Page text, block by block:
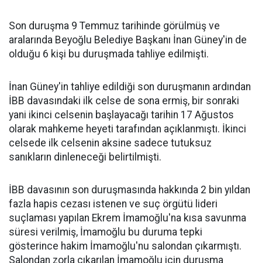
Son duruşma 9 Temmuz tarihinde görülmüş ve
aralarında Beyoğlu Belediye Başkanı İnan Güney'in de
olduğu 6 kişi bu duruşmada tahliye edilmişti.
İnan Güney'in tahliye edildiği son duruşmanın ardından
İBB davasındaki ilk celse de sona ermiş, bir sonraki
yani ikinci celsenin başlayacağı tarihin 17 Ağustos
olarak mahkeme heyeti tarafından açıklanmıştı. İkinci
celsede ilk celsenin aksine sadece tutuksuz
sanıkların dinleneceği belirtilmişti.
İBB davasının son duruşmasında hakkında 2 bin yıldan
fazla hapis cezası istenen ve suç örgütü lideri
suçlaması yapılan Ekrem İmamoğlu'na kısa savunma
süresi verilmiş, İmamoğlu bu duruma tepki
gösterince hakim İmamoğlu'nu salondan çıkarmıştı.
Salondan zorla çıkarılan İmamoğlu için duruşma